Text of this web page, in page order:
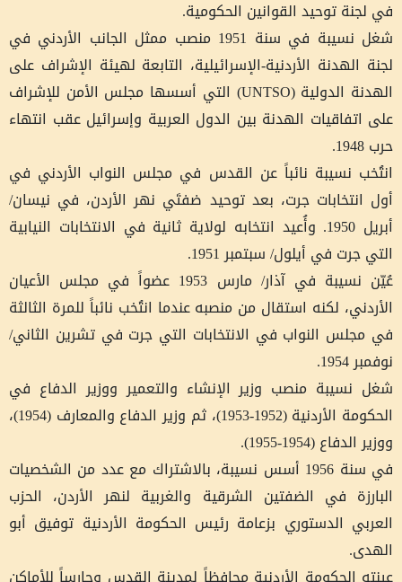
في لجنة توحيد القوانين الحكومية.
شغل نسيبة في سنة 1951 منصب ممثل الجانب الأردني في
لجنة الهدنة الأردنية-الإسرائيلية، التابعة لهيئة الإشراف على
الهدنة الدولية (UNTSO) التي أسسها مجلس الأمن للإشراف
على اتفاقيات الهدنة بين الدول العربية وإسرائيل عقب انتهاء
حرب 1948.
انتُخب نسيبة نائباً عن القدس في مجلس النواب الأردني في
أول انتخابات جرت، بعد توحيد ضفتَي نهر الأردن، في نيسان/
أبريل 1950. وأُعيد انتخابه لولاية ثانية في الانتخابات النيابية
التي جرت في أيلول/ سبتمبر 1951.
عُيّن نسيبة في آذار/ مارس 1953 عضواً في مجلس الأعيان
الأردني، لكنه استقال من منصبه عندما انتُخب نائباً للمرة الثالثة
في مجلس النواب في الانتخابات التي جرت في تشرين الثاني/
نوفمبر 1954.
شغل نسيبة منصب وزير الإنشاء والتعمير ووزير الدفاع في
الحكومة الأردنية (1952-1953)، ثم وزير الدفاع والمعارف (1954)،
ووزير الدفاع (1954-1955).
في سنة 1956 أسس نسيبة، بالاشتراك مع عدد من الشخصيات
البارزة في الضفتين الشرقية والغربية لنهر الأردن، الحزب
العربي الدستوري بزعامة رئيس الحكومة الأردنية توفيق أبو
الهدى.